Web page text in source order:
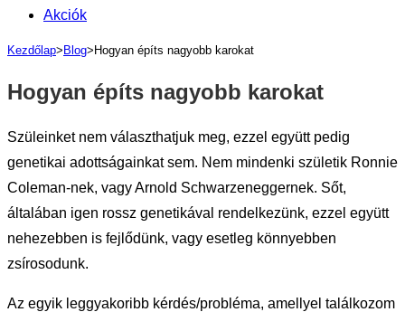
Akciók
Kezdőlap> Blog> Hogyan építs nagyobb karokat
Hogyan építs nagyobb karokat
Szüleinket nem választhatjuk meg, ezzel együtt pedig
genetikai adottságainkat sem. Nem mindenki születik Ronnie
Coleman-nek, vagy Arnold Schwarzeneggernek. Sőt,
általában igen rossz genetikával rendelkezünk, ezzel együtt
nehezebben is fejlődünk, vagy esetleg könnyebben
zsírosodunk.
Az egyik leggyakoribb kérdés/probléma, amellyel találkozom